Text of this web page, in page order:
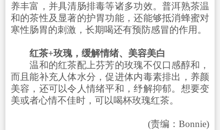
养丰富，并具清肠排毒等诸多功效。普洱熟茶温
和的茶性及显著的护胃功能，还能够抵消蜂蜜对
寒性肠胃的刺激，长期喝还有预防感冒的作用。
红茶+玫瑰，缓解情绪、美容美白
温和的红茶配上芬芳的玫瑰不仅口感醇和，
而且能补充人体水分，促进体内毒素排出，养颜
美容，还可以令人情绪平和，纾解抑郁。想要变
美或者心情不佳时，可以喝杯玫瑰红茶。
(责编：Bonnie)